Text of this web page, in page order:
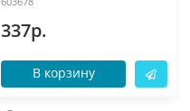
337р.
В корзину